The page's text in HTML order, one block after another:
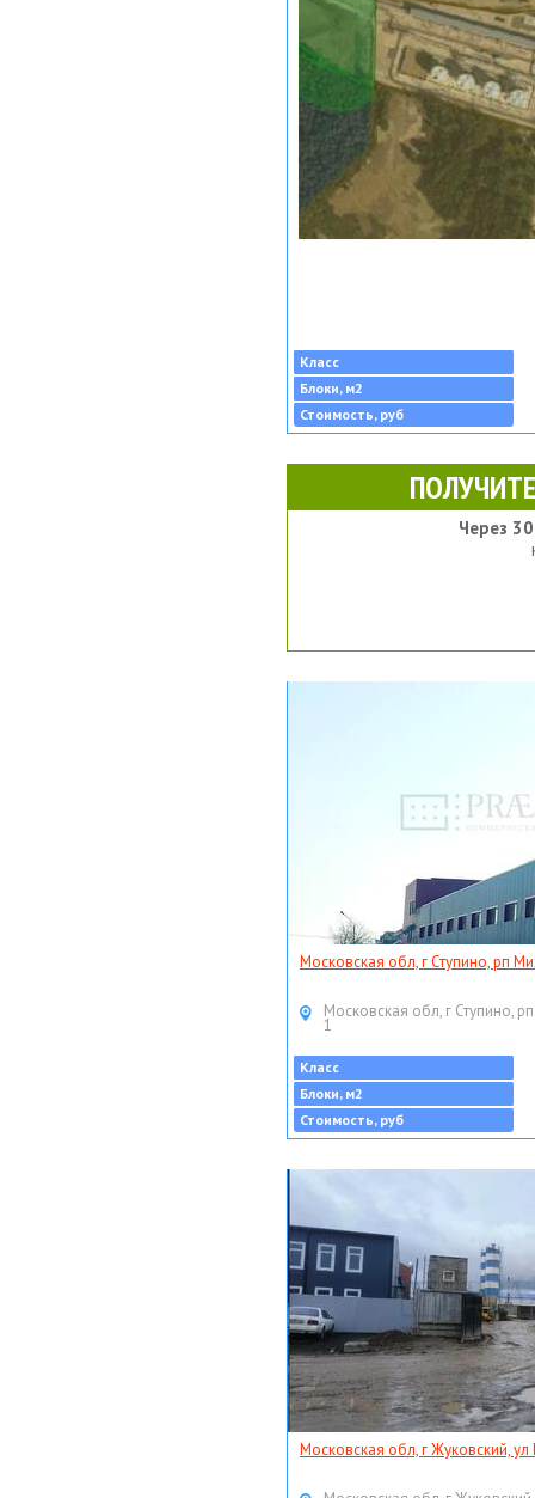
Класс
Блоки, м2
Стоимость, руб
Через
Московская обл, г Ступино, рп
Московская обл, г Ступино,
1
Класс
Блоки, м2
Стоимость, руб
Московская обл, г Жуковский,